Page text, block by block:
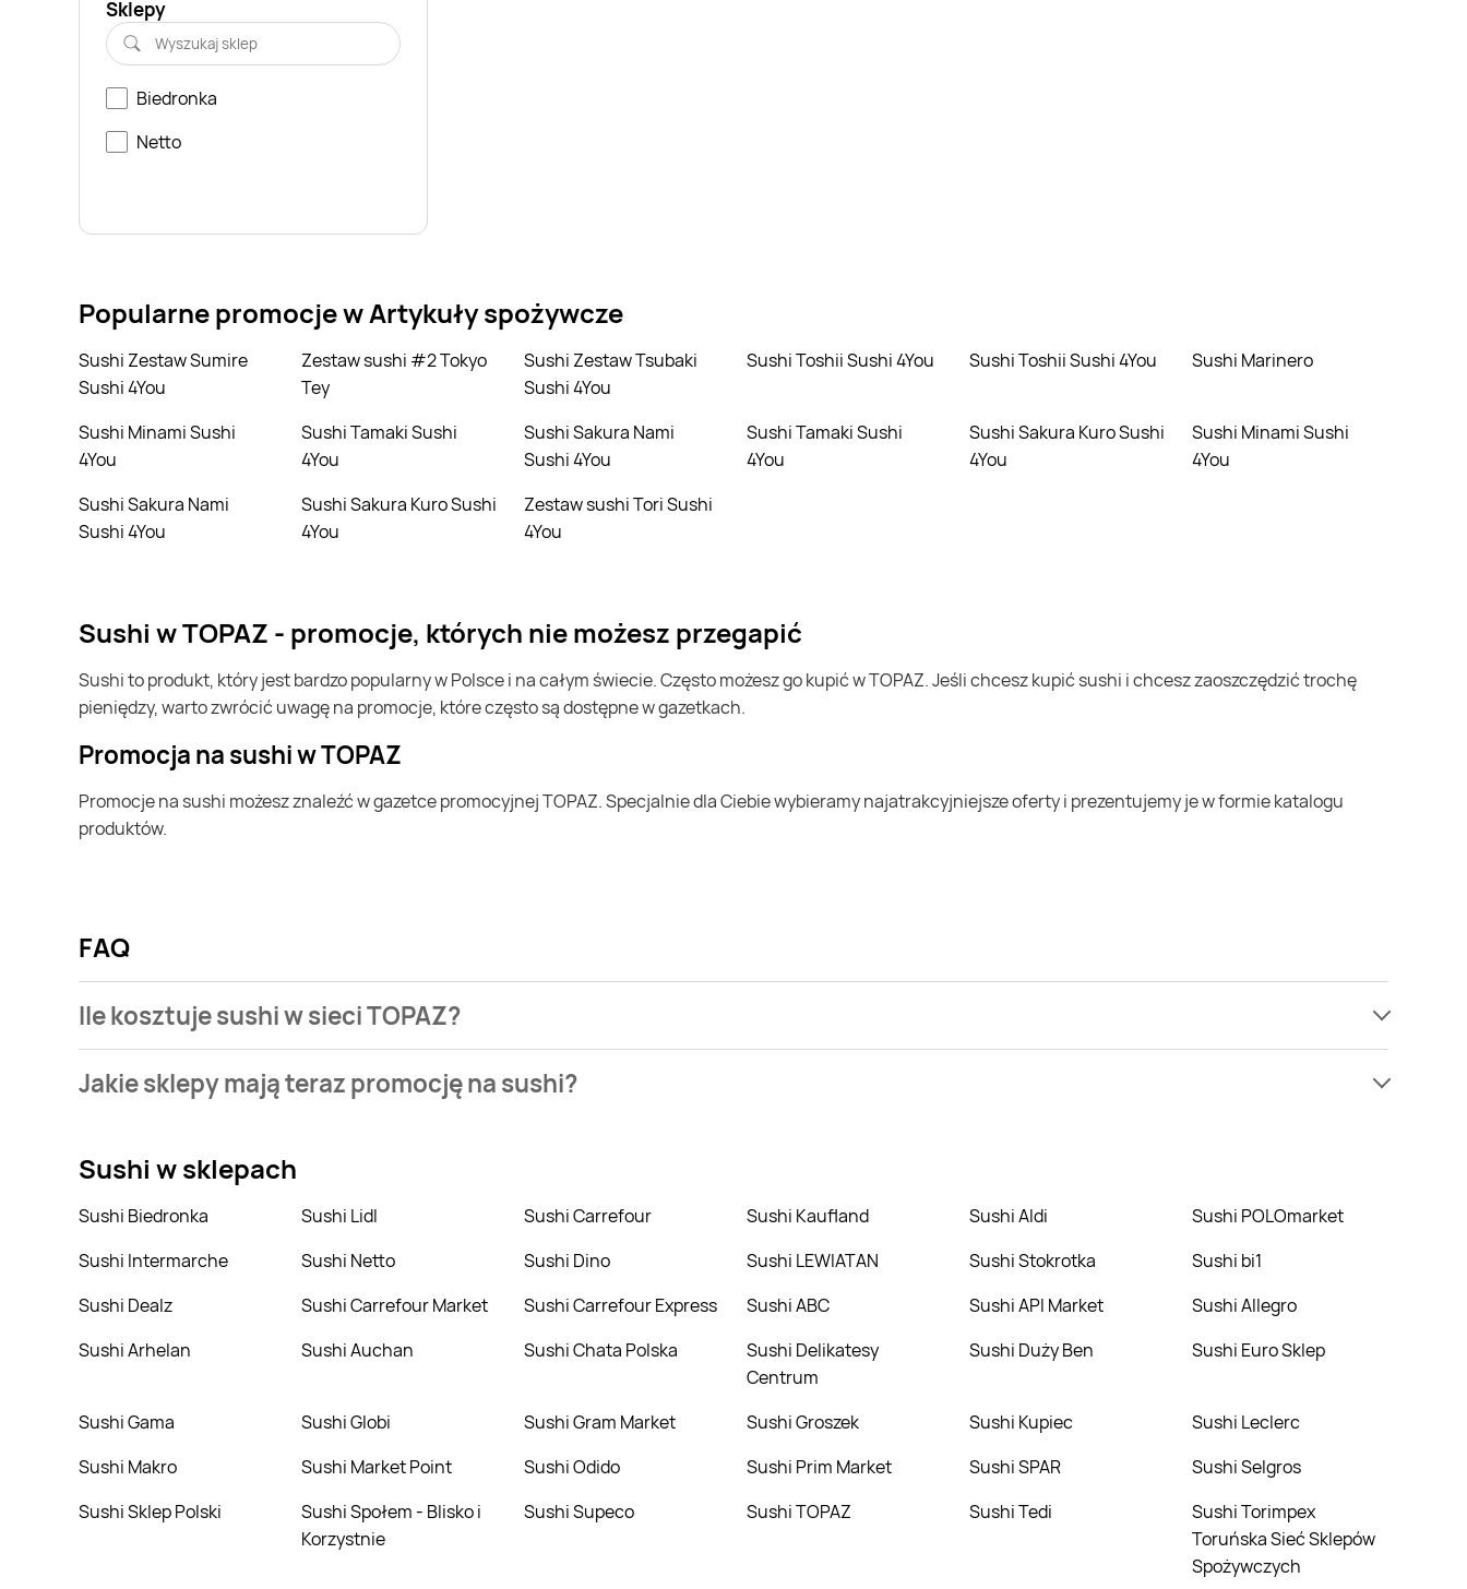
Sklepy
Biedronka
Netto
Popularne promocje w Artykuły spożywcze
Sushi Zestaw Sumire
Sushi 4You
Zestaw sushi #2 Tokyo
Tey
Sushi Zestaw Tsubaki
Sushi 4You
Sushi Toshii Sushi 4You Sushi Toshii Sushi 4You Sushi Marinero
Sushi Minami Sushi
4You
Sushi Tamaki Sushi
4You
Sushi Sakura Nami
Sushi 4You
Sushi Tamaki Sushi
4You
Sushi Sakura Kuro Sushi
4You
Sushi Minami Sushi
4You
Sushi Sakura Nami
Sushi 4You
Sushi Sakura Kuro Sushi
4You
Zestaw sushi Tori Sushi
4You
sushi w TOPAZ - promocje, których nie możesz przegapić
sushi to produkt, który jest bardzo popularny w Polsce i na całym świecie. Często możesz go kupić w TOPAZ. Jeśli chcesz kupić sushi i chcesz zaoszczędzić trochę
pieniędzy, warto zwrócić uwagę na promocje, które często są dostępne w gazetkach.
Promocja na sushi w TOPAZ
Promocje na sushi możesz znaleźć w gazetce promocyjnej TOPAZ. Specjalnie dla Ciebie wybieramy najatrakcyjniejsze oferty i prezentujemy je w formie katalogu
produktów.
FAQ
Ile kosztuje sushi w sieci TOPAZ?
Jakie sklepy mają teraz promocję na sushi?
Sushi w sklepach
Sushi Biedronka Sushi Lidl Sushi Carrefour Sushi Kaufland Sushi Aldi
Sushi POLOmarket
Sushi Intermarche
Sushi Netto Sushi Dino Sushi LEWIATAN Sushi Stokrotka
Sushi bi1
Sushi Dealz
Sushi Carrefour Market Sushi Carrefour Express Sushi ABC Sushi API Market
Sushi Allegro
Sushi Arhelan
Sushi Auchan Sushi Chata Polska
Sushi Delikatesy
Centrum
Sushi Duży Ben Sushi Euro Sklep
Sushi Gama Sushi Globi Sushi Gram Market Sushi Groszek Sushi Kupiec
Sushi Leclerc
Sushi Makro
Sushi Market Point Sushi Odido Sushi Prim Market Sushi SPAR
Sushi Selgros
Sushi Sklep Polski
Sushi Społem - Blisko i
Korzystnie
Sushi Supeco Sushi TOPAZ Sushi Tedi
Sushi Torimpex
Toruńska Sieć Sklepów
Spożywczych